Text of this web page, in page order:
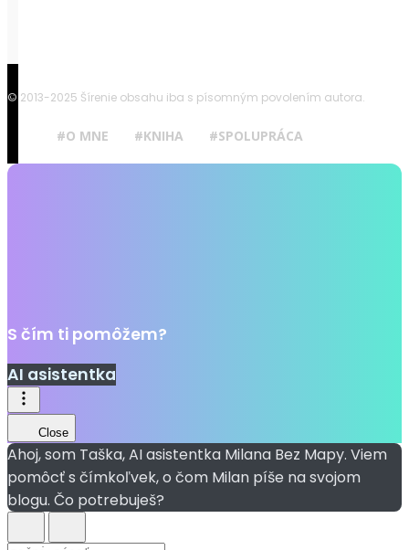
© 2013-2025 Šírenie obsahu iba s písomným povolením autora.
#O MNE #KNIHA #SPOLUPRÁCA
S čím ti pomôžem?
AI asistentka
Close
Ahoj, som Taška, AI asistentka Milana Bez Mapy. Viem
pomôcť s čímkoľvek, o čom Milan píše na svojom
blogu. Čo potrebuješ?